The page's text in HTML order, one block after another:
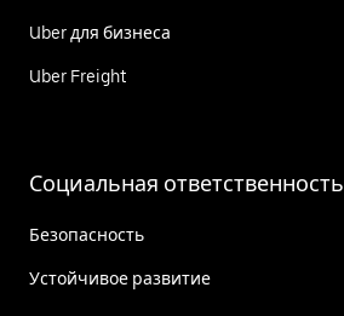
Uber для бизнеса
Uber Freight
Социальная ответственность
Безопасность
Устойчивое развитие